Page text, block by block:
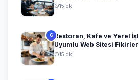
15 dk
G Restoran, Kafe ve Yerel
Uyumlu Web Sitesi
15 dk